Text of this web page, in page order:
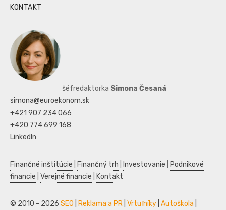
KONTAKT
šéfredaktorka Simona Česaná
simona@euroekonom.sk
+421 907 234 066
+420 774 699 168
LinkedIn
Finančné inštitúcie Finančný trh Investovanie
Podnikové
financie Verejné financie Kontakt
© 2010 - 2026 SEO Reklama a PR Vrtuľníky Autoškola